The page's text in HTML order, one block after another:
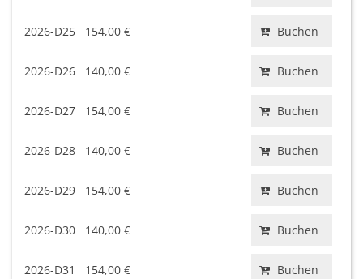
2026-D25 154,00 € Buchen
2026-D26 140,00 € Buchen
2026-D27 154,00 € Buchen
2026-D28 140,00 € Buchen
2026-D29 154,00 € Buchen
2026-D30 140,00 € Buchen
2026-D31 154,00 € Buchen